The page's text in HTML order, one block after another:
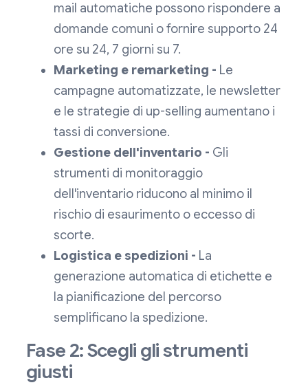
mail automatiche possono rispondere a
domande comuni o fornire supporto 24
ore su 24, 7 giorni su 7.
Marketing e remarketing - Le
campagne automatizzate, le newsletter
e le strategie di up-selling aumentano i
tassi di conversione.
Gestione dell'inventario - Gli
strumenti di monitoraggio
dell'inventario riducono al minimo il
rischio di esaurimento o eccesso di
scorte.
Logistica e spedizioni - La
generazione automatica di etichette e
la pianificazione del percorso
semplificano la spedizione.
Fase 2: Scegli gli strumenti
giusti